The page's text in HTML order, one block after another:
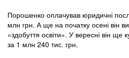
Порошенко оплачував юридичні
млн грн. А ще на початку осені він
«здобуття освіти». У вересні він ще
за 1 млн 240 тис. грн.